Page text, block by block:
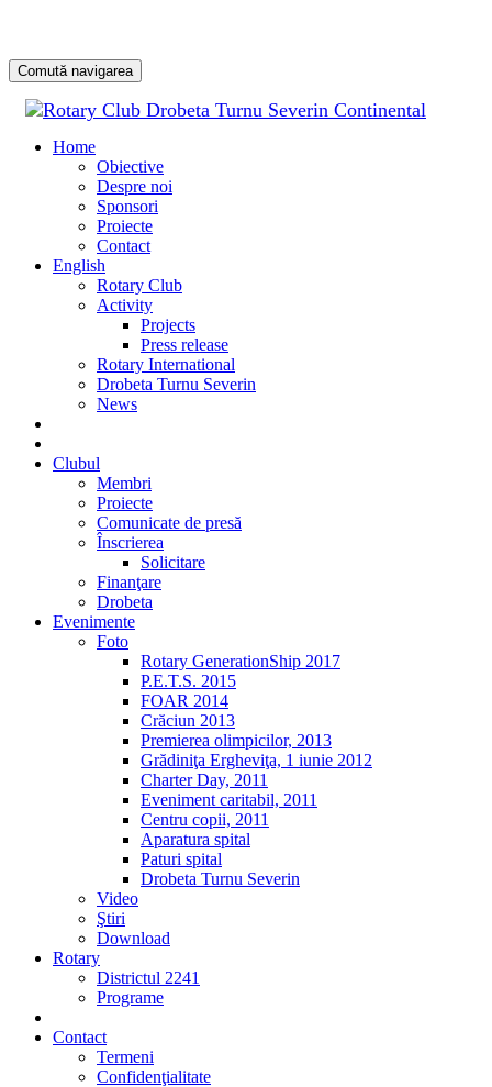
Comută navigarea
Home
Obiective
Despre noi
Sponsori
Proiecte
Contact
English
Rotary Club
Activity
Projects
Press release
Rotary International
Drobeta Turnu Severin
News
Clubul
Membri
Proiecte
Comunicate de presă
Înscrierea
Solicitare
Finanţare
Drobeta
Evenimente
Foto
Rotary GenerationShip 2017
P.E.T.S. 2015
FOAR 2014
Crăciun 2013
Premierea olimpicilor, 2013
Grădiniţa Ergheviţa, 1 iunie 2012
Charter Day, 2011
Eveniment caritabil, 2011
Centru copii, 2011
Aparatura spital
Paturi spital
Drobeta Turnu Severin
Video
Ştiri
Download
Rotary
Districtul 2241
Programe
Contact
Termeni
Confidenţialitate